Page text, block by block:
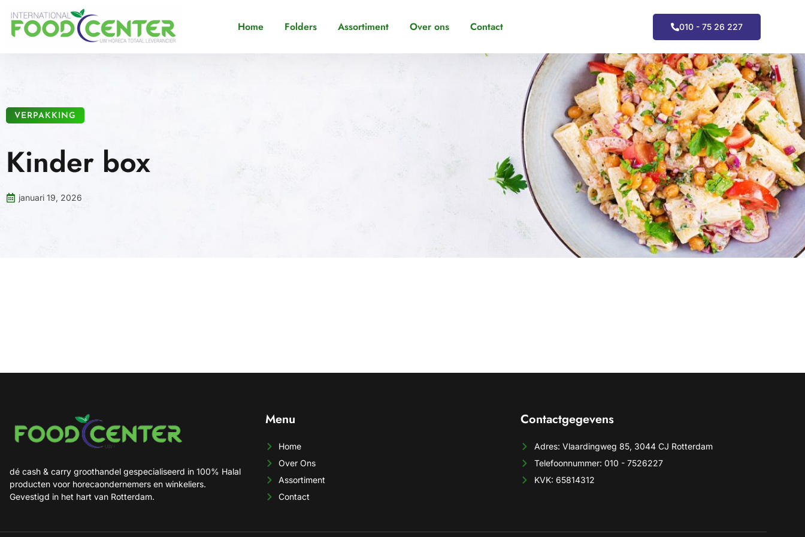
Home Folders Assortiment Over ons Contact 010 - 75 26 227
VERPAKKING
Kinder box
januari 19, 2026
dé cash & carry groothandel gespecialiseerd in 100% Halal
producten voor horecaondernemers en winkeliers.
Gevestigd in het hart van Rotterdam.
Menu
Home
Over Ons
Assortiment
Contact
Contactgegevens
Adres: Vlaardingweg 85, 3044 CJ Rotterdam
Telefoonnummer: 010 - 7526227
KVK: 65814312